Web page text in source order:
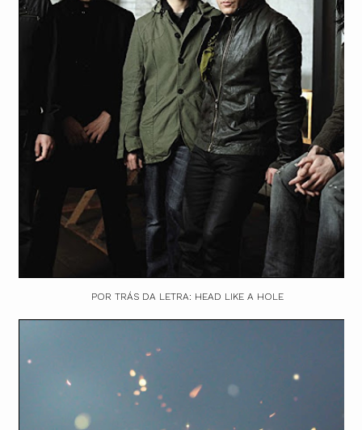
POR TRÁS DA LETRA: HEAD LIKE A HOLE